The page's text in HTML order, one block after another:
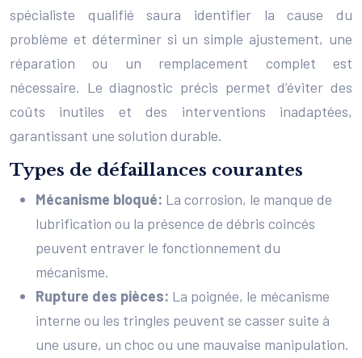
spécialiste qualifié saura identifier la cause du
problème et déterminer si un simple ajustement, une
réparation ou un remplacement complet est
nécessaire. Le diagnostic précis permet d’éviter des
coûts inutiles et des interventions inadaptées,
garantissant une solution durable.
Types de défaillances courantes
Mécanisme bloqué: La corrosion, le manque de
lubrification ou la présence de débris coincés
peuvent entraver le fonctionnement du
mécanisme.
Rupture des pièces: La poignée, le mécanisme
interne ou les tringles peuvent se casser suite à
une usure, un choc ou une mauvaise manipulation.